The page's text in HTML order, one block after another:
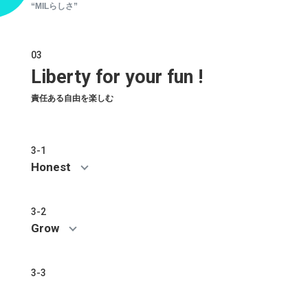
“MILらしさ”
03
Liberty for your fun !
責任ある自由を楽しむ
3-1
Honest
3-2
Grow
3-3